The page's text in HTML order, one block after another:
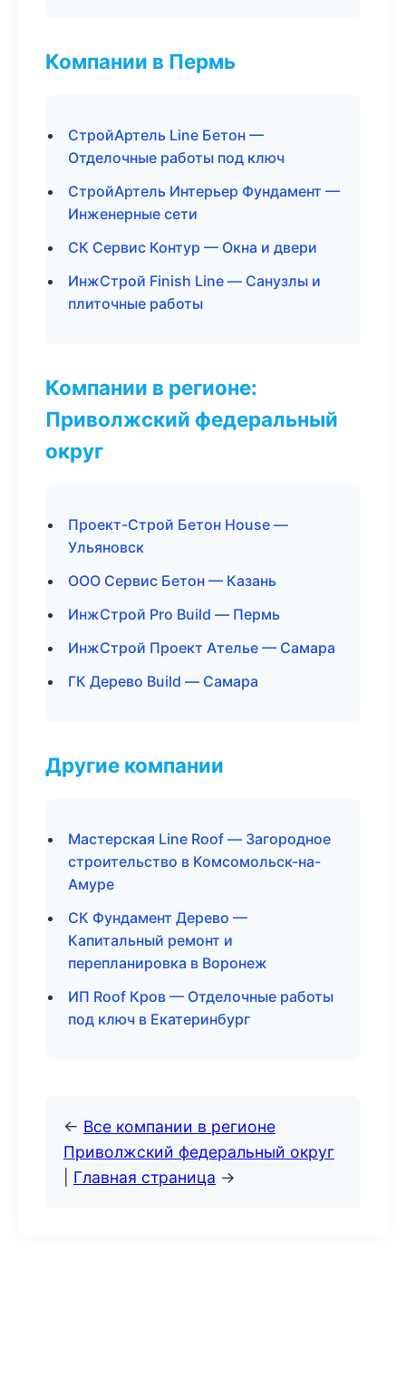
Компании в Пермь
СтройАртель Line Бетон —
Отделочные работы под ключ
СтройАртель Интерьер Фундамент —
Инженерные сети
СК Сервис Контур — Окна и двери
ИнжСтрой Finish Line — Санузлы и
плиточные работы
Компании в регионе:
Приволжский федеральный
округ
Проект-Строй Бетон House —
Ульяновск
ООО Сервис Бетон — Казань
ИнжСтрой Pro Build — Пермь
ИнжСтрой Проект Ателье — Самара
ГК Дерево Build — Самара
Другие компании
Мастерская Line Roof — Загородное
строительство в Комсомольск-на-
Амуре
СК Фундамент Дерево —
Капитальный ремонт и
перепланировка в Воронеж
ИП Roof Кров — Отделочные работы
под ключ в Екатеринбург
← Все компании в регионе
Приволжский федеральный округ
Главная страница →